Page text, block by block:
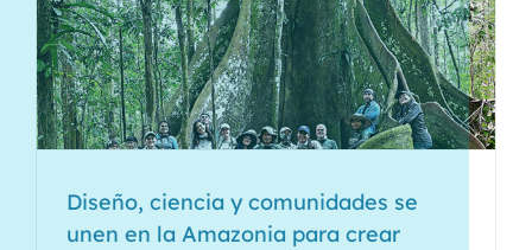
Diseño, ciencia y comunidades se
unen en la Amazonia para crear